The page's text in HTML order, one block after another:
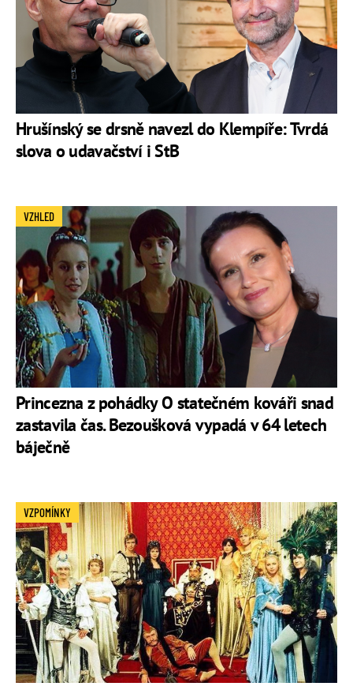
Hrušínský se drsně navezl do Klempíře: Tvrdá
slova o udavačství i StB
Princezna z pohádky O statečném kováři snad
zastavila čas. Bezoušková vypadá v 64 letech
báječně
VZHLED
VZPOMÍNKY